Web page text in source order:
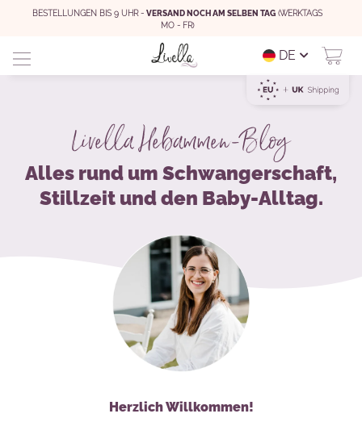
BESTELLUNGEN BIS 9 UHR -VERSAND NOCH AM SELBEN TAG (WERKTAGS
MO - FR)
DE
Livella Hebammen-Blog
Alles rund um Schwangerschaft,
Stillzeit und den Baby-Alltag.
Herzlich Willkommen!